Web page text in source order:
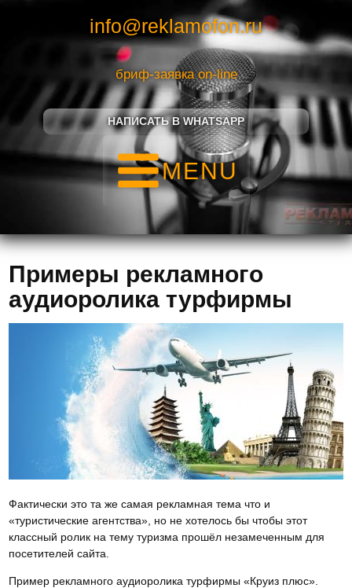
info@reklamofon.ru
бриф-заявка on-line
НАПИСАТЬ В WHATSAPP
MENU
Примеры рекламного
аудиоролика турфирмы
Фактически это та же самая рекламная тема что и
«туристические агентства», но не хотелось бы чтобы этот
классный ролик на тему туризма прошёл незамеченным для
посетителей сайта.
Пример рекламного аудиоролика турфирмы «Круиз плюс».